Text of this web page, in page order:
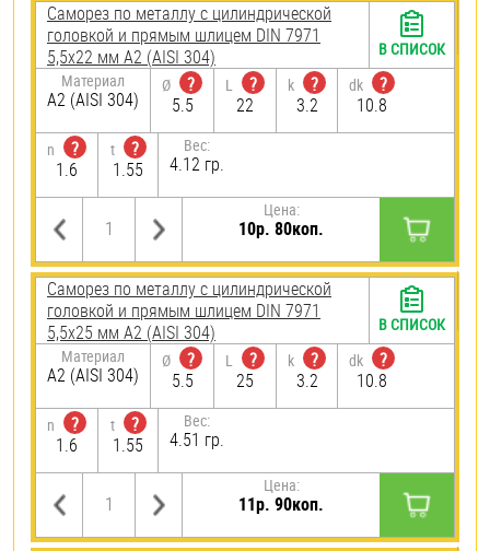
Саморез по металлу с цилиндрической
головкой и прямым шлицем DIN 7971
5,5х22 мм А2 (AISI 304)
Материал
А2 (AISI 304)
Ø
?
5.5
L
?
22
k
?
3.2
dk
?
10.8
n
?
1.6
t
?
1.55
Вес:
4.12 гр.
Цена:
10р. 80коп.
В СПИСОК
Саморез по металлу с цилиндрической
головкой и прямым шлицем DIN 7971
5,5х25 мм А2 (AISI 304)
Материал
А2 (AISI 304)
Ø
?
5.5
L
?
25
k
?
3.2
dk
?
10.8
n
?
1.6
t
?
1.55
Вес:
4.51 гр.
Цена:
11р. 90коп.
В СПИСОК